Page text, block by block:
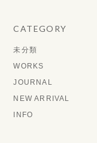
CATEGORY
未分類
WORKS
JOURNAL
NEW ARRIVAL
INFO